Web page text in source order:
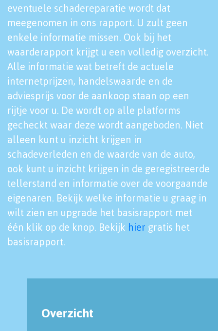
eventuele schadereparatie wordt dat
meegenomen in ons rapport. U zult geen
enkele informatie missen. Ook bij het
waarderapport krijgt u een volledig overzicht.
Alle informatie wat betreft de actuele
internetprijzen, handelswaarde en de
adviesprijs voor de aankoop staan op een
rijtje voor u. De wordt op alle platforms
gecheckt waar deze wordt aangeboden. Niet
alleen kunt u inzicht krijgen in
schadeverleden en de waarde van de auto,
ook kunt u inzicht krijgen in de geregistreerde
tellerstand en informatie over de voorgaande
eigenaren. Bekijk welke informatie u graag in
wilt zien en upgrade het basisrapport met
één klik op de knop. Bekijk hier gratis het
basisrapport.
Overzicht